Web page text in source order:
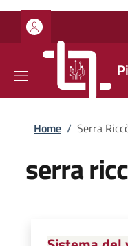
Salta al contenuto
Skip to footer content
Briciole di
Home / Serra
serra